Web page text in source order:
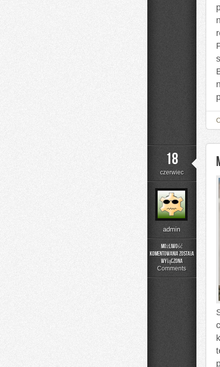
18
czerwiec
admin
Możliwość
komentowania
Uroda
została
wyłączona
Comments